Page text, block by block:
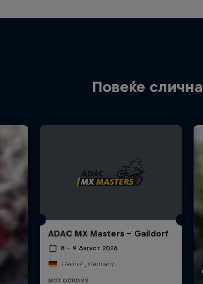
Повеќе
ADAC MX Masters – Gaildorf
8 – 9 Август 2026
Gaildorf, Germany
MOTOCROSS